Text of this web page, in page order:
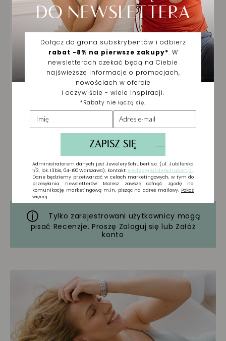
Tylko zarejestrowani użytkownicy mogą
pisać Recenzje. Proszę Zaloguj się lub Załóż
konto